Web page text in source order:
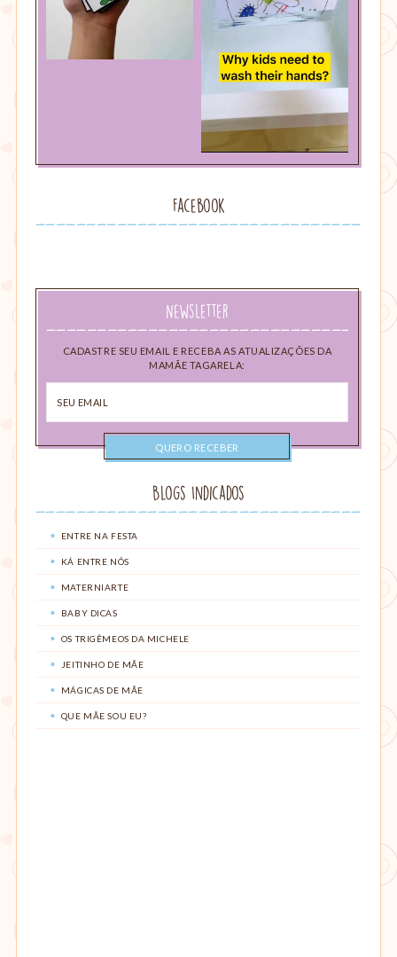
Facebook
Newsletter
CADASTRE SEU EMAIL E RECEBA AS ATUALIZAÇÕES DA
MAMÃE TAGARELA:
email
Blogs Indicados
ENTRE NA FESTA
KÁ ENTRE NÓS
MATERNIARTE
BABY DICAS
OS TRIGÊMEOS DA MICHELE
JEITINHO DE MÃE
MÁGICAS DE MÃE
QUE MÃE SOU EU?